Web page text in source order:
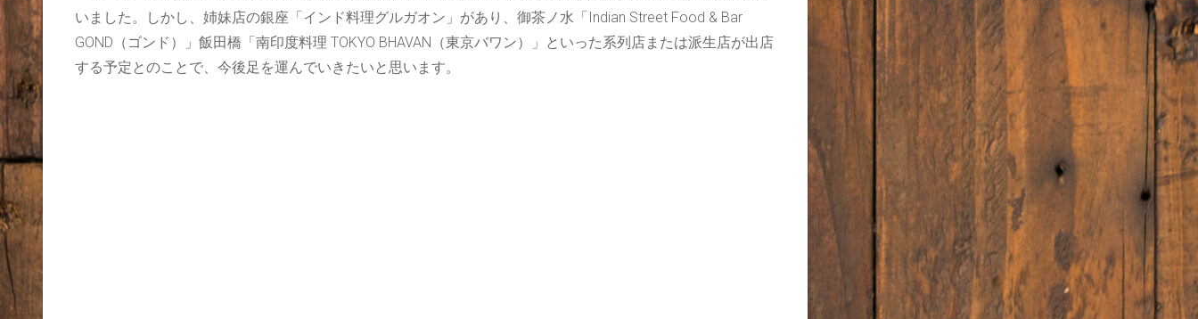
いました。しかし、姉妹店の銀座「インド料理グルガオン」があり、御茶ノ水「Indian Street Food & Bar
GOND（ゴンド）」飯田橋「南印度料理 TOKYO BHAVAN（東京バワン）」といった系列店または派生店が出店
する予定とのことで、今後足を運んでいきたいと思います。